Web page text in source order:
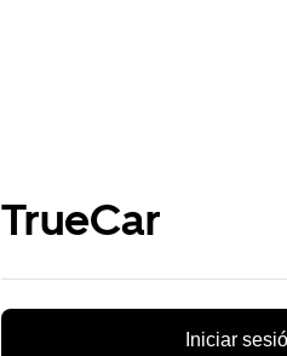
TrueCar
Iniciar